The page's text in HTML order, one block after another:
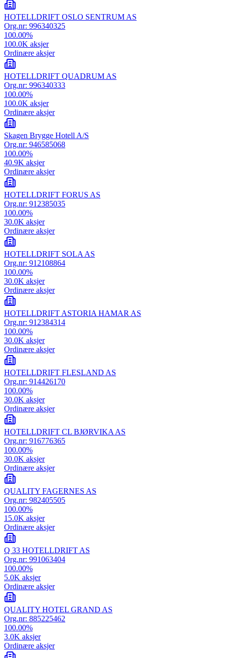
HOTELLDRIFT OSLO SENTRUM AS
Org.nr: 996340325
100.00%
100.0K aksjer
Ordinære aksjer
HOTELLDRIFT QUADRUM AS
Org.nr: 996340333
100.00%
100.0K aksjer
Ordinære aksjer
Skagen Brygge Hotell A/S
Org.nr: 946585068
100.00%
40.9K aksjer
Ordinære aksjer
HOTELLDRIFT FORUS AS
Org.nr: 912385035
100.00%
30.0K aksjer
Ordinære aksjer
HOTELLDRIFT SOLA AS
Org.nr: 912108864
100.00%
30.0K aksjer
Ordinære aksjer
HOTELLDRIFT ASTORIA HAMAR AS
Org.nr: 912384314
100.00%
30.0K aksjer
Ordinære aksjer
HOTELLDRIFT FLESLAND AS
Org.nr: 914426170
100.00%
30.0K aksjer
Ordinære aksjer
HOTELLDRIFT CL BJØRVIKA AS
Org.nr: 916776365
100.00%
30.0K aksjer
Ordinære aksjer
QUALITY FAGERNES AS
Org.nr: 982405505
100.00%
15.0K aksjer
Ordinære aksjer
Q 33 HOTELLDRIFT AS
Org.nr: 991063404
100.00%
5.0K aksjer
Ordinære aksjer
QUALITY HOTEL GRAND AS
Org.nr: 885225462
100.00%
3.0K aksjer
Ordinære aksjer